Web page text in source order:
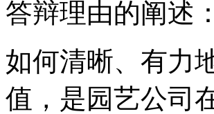
‌答辩理由的阐述‌：
如何清晰、有力
值，是园艺公司